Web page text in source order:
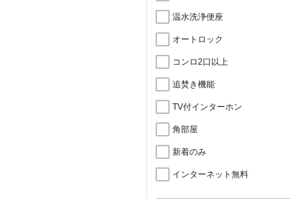
温水洗浄便座
オートロック
コンロ2口以上
追焚き機能
TV付インターホン
角部屋
新着のみ
インターネット無料